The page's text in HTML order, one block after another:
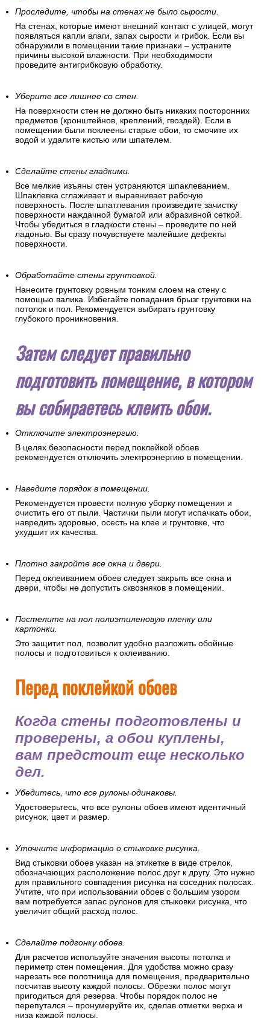
Проследите, чтобы на стенах не было сырости.
На стенах, которые имеют внешний контакт с улицей, могут
появляться капли влаги, запах сырости и грибок. Если вы
обнаружили в помещении такие признаки – устраните
причины высокой влажности. При необходимости
проведите антигрибковую обработку.
Уберите все лишнее со стен.
На поверхности стен не должно быть никаких посторонних
предметов (кронштейнов, креплений, гвоздей). Если в
помещении были поклеены старые обои, то смочите их
водой и удалите кистью или шпателем.
Сделайте стены гладкими.
Все мелкие изъяны стен устраняются шпаклеванием.
Шпаклевка сглаживает и выравнивает рабочую
поверхность. После шпатлевания произведите зачистку
поверхности наждачной бумагой или абразивной сеткой.
Чтобы убедиться в гладкости стены – проведите по ней
ладонью. Вы сразу почувствуете малейшие дефекты
поверхности.
Обработайте стены грунтовкой.
Нанесите грунтовку ровным тонким слоем на стену с
помощью валика. Избегайте попадания брызг грунтовки на
потолок и пол. Рекомендуется выбирать грунтовку
глубокого проникновения.
Затем следует правильно
подготовить помещение, в котором
вы собираетесь клеить обои.
Отключите электроэнергию.
В целях безопасности перед поклейкой обоев
рекомендуется отключить электроэнергию в помещении.
Наведите порядок в помещении.
Рекомендуется провести полную уборку помещения и
очистить его от пыли. Частички пыли могут испачкать обои,
навредить здоровью, осесть на клее и грунтовке, что
ухудшит их качества.
Плотно закройте все окна и двери.
Перед оклеиванием обоев следует закрыть все окна и
двери, чтобы не допустить сквозняков в помещении.
Постелите на пол полиэтиленовую пленку или
картонки.
Это защитит пол, позволит удобно разложить обойные
полосы и подготовиться к оклеиванию.
Перед поклейкой обоев
Когда стены подготовлены и
проверены, а обои куплены,
вам предстоит еще несколько
дел.
Убедитесь, что все рулоны одинаковы.
Удостоверьтесь, что все рулоны обоев имеют идентичный
рисунок, цвет и размер.
Уточните информацию о стыковке рисунка.
Вид стыковки обоев указан на этикетке в виде стрелок,
обозначающих расположение полос друг к другу. Это нужно
для правильного совпадения рисунка на соседних полосах.
Учтите, что при использовании обоев с большим узором
вам потребуется запас рулонов для стыковки рисунка, что
увеличит общий расход полос.
Сделайте подгонку обоев.
Для расчетов используйте значения высоты потолка и
периметр стен помещения. Для удобства можно сразу
нарезать все полотнища для помещения, предварительно
посчитав высоту каждой полосы. Обрезки полос могут
пригодиться для резерва. Чтобы порядок полос не
перепутался – пронумеруйте их, сделав отметки верха и
низа каждой полосы.